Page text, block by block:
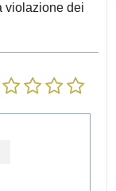
violazione dei